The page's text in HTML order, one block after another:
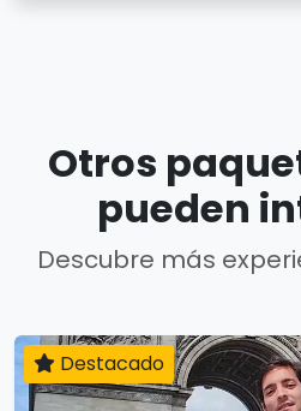
Otros
pueden
Descubre más
Destacado